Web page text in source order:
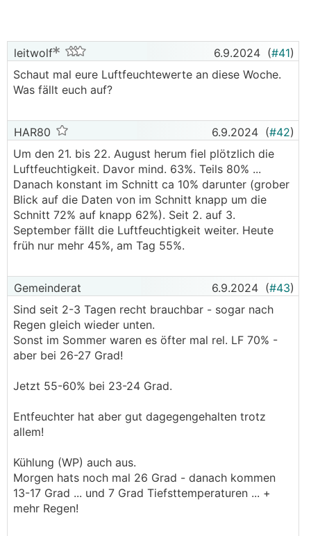
leitwolf 6.9.2024 (#41)
Schaut mal eure Luftfeuchtewerte an diese Woche.
Was fällt euch auf?
HAR80 6.9.2024 (#42)
Um den 21. bis 22. August herum fiel plötzlich die
Luftfeuchtigkeit. Davor mind. 63%. Teils 80% ...
Danach konstant im Schnitt ca 10% darunter (grober
Blick auf die Daten von im Schnitt knapp um die
Schnitt 72% auf knapp 62%). Seit 2. auf 3.
September fällt die Luftfeuchtigkeit weiter. Heute
früh nur mehr 45%, am Tag 55%.
Gemeinderat 6.9.2024 (#43)
Sind seit 2-3 Tagen recht brauchbar - sogar nach
Regen gleich wieder unten.
Sonst im Sommer waren es öfter mal rel. LF 70% -
aber bei 26-27 Grad!
Jetzt 55-60% bei 23-24 Grad.
Entfeuchter hat aber gut dagegengehalten trotz
allem!
Kühlung (WP) auch aus.
Morgen hats noch mal 26 Grad - danach kommen
13-17 Grad ... und 7 Grad Tiefsttemperaturen ... +
mehr Regen!